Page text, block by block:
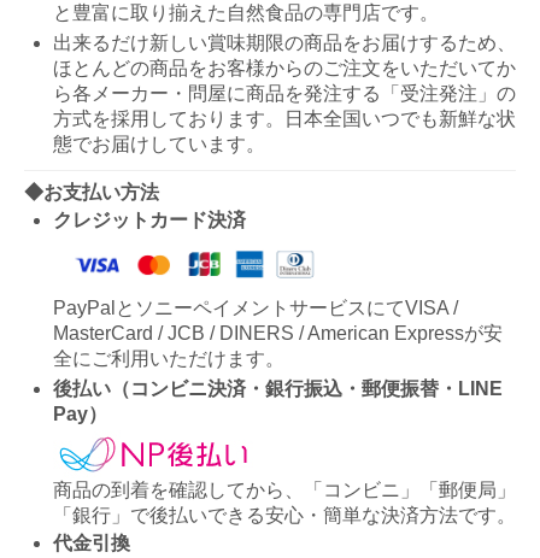
と豊富に取り揃えた自然食品の専門店です。
出来るだけ新しい賞味期限の商品をお届けするため、
ほとんどの商品をお客様からのご注文をいただいてか
ら各メーカー・問屋に商品を発注する「受注発注」の
方式を採用しております。日本全国いつでも新鮮な状
態でお届けしています。
◆お支払い方法
クレジットカード決済
PayPalとソニーペイメントサービスにてVISA /
MasterCard / JCB / DINERS / American Expressが安
全にご利用いただけます。
後払い（コンビニ決済・銀行振込・郵便振替・LINE
Pay）
商品の到着を確認してから、「コンビニ」「郵便局」
「銀行」で後払いできる安心・簡単な決済方法です。
代金引換